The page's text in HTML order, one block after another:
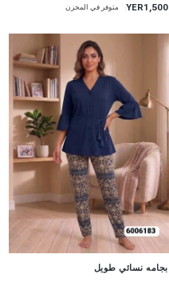
YER1,500 متوفر في المخزن
بجامه نسائي طويل